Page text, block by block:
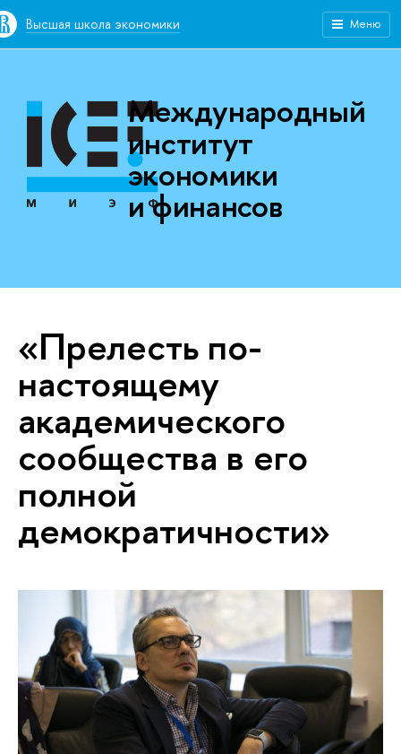
Высшая школа экономики Меню
Международный
институт
экономики
и финансов
«Прелесть по-
настоящему
академического
сообщества в его
полной
демократичности»